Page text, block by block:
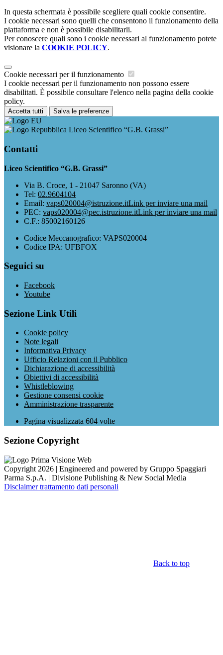
In questa schermata è possibile scegliere quali cookie consentire.
I cookie necessari sono quelli che consentono il funzionamento della
piattaforma e non è possibile disabilitarli.
Per conoscere quali sono i cookie necessari al funzionamento potete
visionare la COOKIE POLICY.
Cookie necessari per il funzionamento
I cookie necessari per il funzionamento non possono essere
disabilitati. È possibile consultare l'elenco nella pagina della cookie
policy.
Accetta tutti Salva le preferenze
Liceo Scientifico “G.B. Grassi”
Contatti
Liceo Scientifico “G.B. Grassi”
Via B. Croce, 1 - 21047 Saronno (VA)
Tel: 02.9604104
Email: vaps020004@istruzione.itLink per inviare una mail
PEC: vaps020004@pec.istruzione.itLink per inviare una mail
C.F.: 85002160126
Codice Meccanografico: VAPS020004
Codice IPA: UFBFOX
Seguici su
Facebook
Youtube
Sezione Link Utili
Cookie policy
Note legali
Informativa Privacy
Ufficio Relazioni con il Pubblico
Dichiarazione di accessibilità
Obiettivi di accessibilità
Whistleblowing
Gestione consensi cookie
Amministrazione trasparente
Pagina visualizzata 604 volte
Sezione Copyright
Copyright 2026 | Engineered and powered by Gruppo Spaggiari
Parma S.p.A. | Divisione Publishing & New Social Media
Disclaimer trattamento dati personali
Back to top